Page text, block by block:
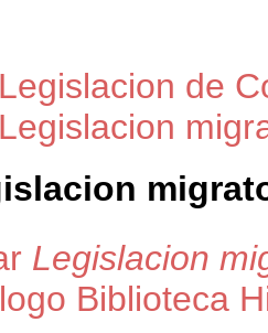
Legislacion de
Legislacion
Legislacion
Biblioteca